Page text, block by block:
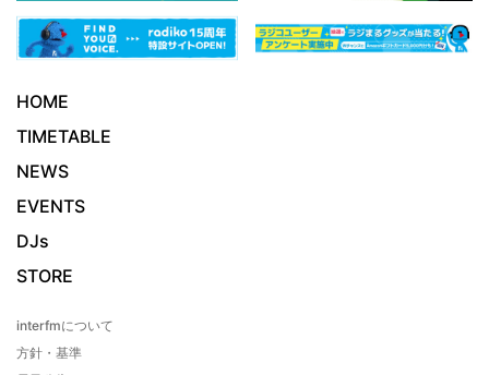
HOME
TIMETABLE
NEWS
EVENTS
DJs
STORE
interfmについて
方針・基準